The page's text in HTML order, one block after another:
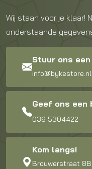
Wij staan voor je klaar!
onderstaande
Stuur ons
info@bykestore.nl
Geef ons een
036 5304422
Kom langs!
Brouwerstraat 8B